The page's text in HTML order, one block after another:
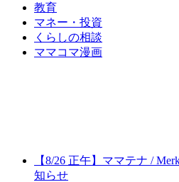
教育
マネー・投資
くらしの相談
ママコマ漫画
【8/26 正午】ママテナ /
知らせ